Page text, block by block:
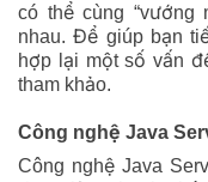
có thể cùng “vướng
nhau. Để giúp bạn
hợp lại một số vấn
tham khảo.
Công nghệ Java
Công nghệ Java